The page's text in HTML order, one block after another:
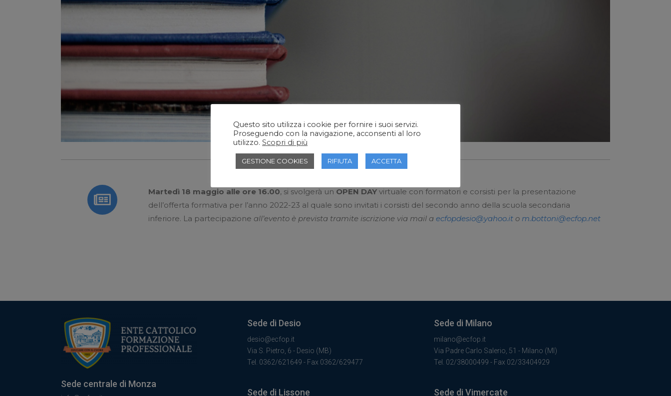
Martedì 18 maggio alle ore 16.00, si svolgerà un OPEN DAY virtuale con formatori e corsisti per la presentazione
dell’offerta formativa per l’anno 2022-23 al quale sono invitati i corsisti del secondo anno della scuola secondaria
inferiore. La partecipazione all’evento è prevista tramite iscrizione via mail a ecfopdesio@yahoo.it o m.bottoni@ecfop.net
Sede centrale di Monza
Sede di Desio
desio@ecfop.it
Via S. Pietro, 6 - Desio (MB)
Tel. 0362/621649 - Fax 0362/629477
Sede di Lissone
Sede di Milano
milano@ecfop.it
Via Padre Carlo Salerio, 51 - Milano (MI)
Tel. 02/38000499 - Fax 02/33404929
Sede di Vimercate
Questo sito utilizza i cookie per fornire i suoi servizi.
Proseguendo con la navigazione, acconsenti al loro
utilizzo. Scopri di più
GESTIONE COOKIES RIFIUTA ACCETTA